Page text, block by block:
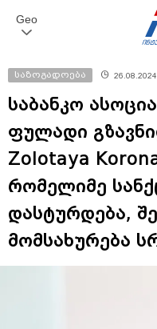
Geo
საზოგადოება
საბანკო
ფულადი
Zolotaya
რომელიმე
დასტურდება,
მომსახურება